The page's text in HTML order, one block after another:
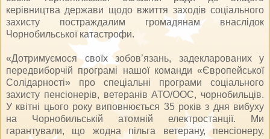
керівництва держави щодо вжиття заходів соціального
захисту постраждалим громадянам внаслідок
Чорнобильської катастрофи.
«Дотримуємося своїх зобов’язань, задекларованих у
передвиборчій програмі нашої команди «Європейської
Солідарності» про спеціальні програми соціального
захисту пенсіонерів, ветеранів АТО/ООС, чорнобильців.
У квітні цього року виповнюється 35 років з дня вибуху
на Чорнобильській атомній електростанції. Ми
гарантували, що жодна пільга ветерану, пенсіонеру,